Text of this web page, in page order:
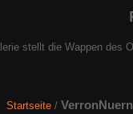
stellt die Wappen des
Startseite /